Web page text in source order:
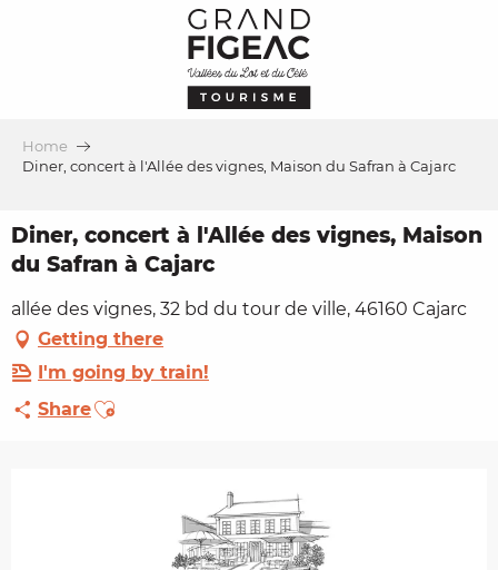
Home
Diner, concert à l'Allée des vignes, Maison du Safran à Cajarc
Diner, concert à l'Allée des vignes, Maison
du Safran à Cajarc
allée des vignes, 32 bd du tour de ville, 46160 Cajarc
Getting there
I'm going by train!
ShareAjouter aux favoris